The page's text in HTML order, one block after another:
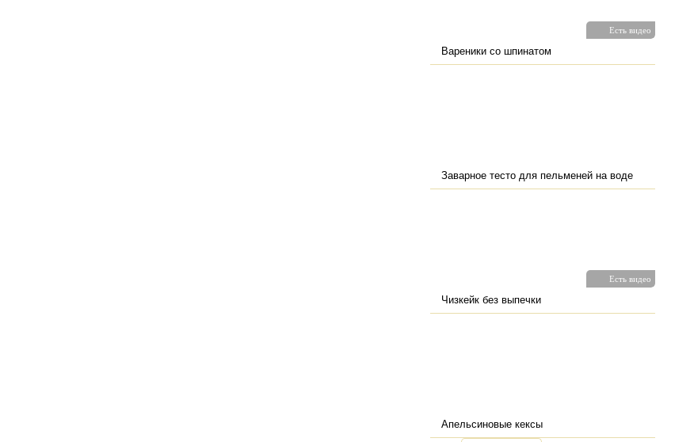
Есть видео
Вареники со шпинатом
Заварное тесто для пельменей на воде
Есть видео
Чизкейк без выпечки
Апельсиновые кексы